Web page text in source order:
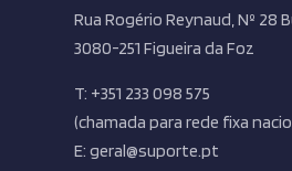
Rua Rogério Reynaud, Nº 28
3080-251 Figueira da Foz
T: +351 233 098 575
(chamada para rede fixa
E: geral@suporte.pt